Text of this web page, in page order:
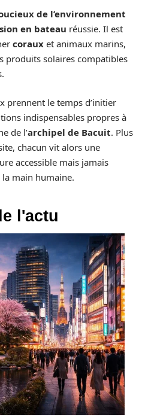
de l’environnement
en bateau réussie. Il est
coraux et animaux marins,
produits solaires compatibles
prennent le temps d’initier
indispensables propres à
de l’archipel de Bacuit. Plus
chacun vit alors une
accessible mais jamais
main humaine.
l'actu